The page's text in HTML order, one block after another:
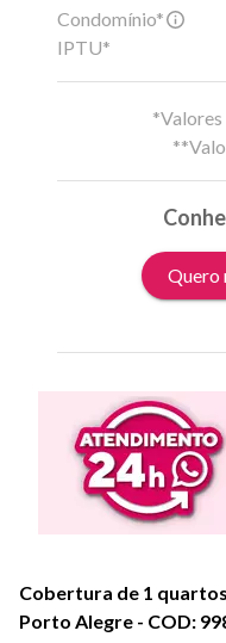
Condomínio*
IPTU*
Quero
Cobertura de 1
Porto Alegre - COD: